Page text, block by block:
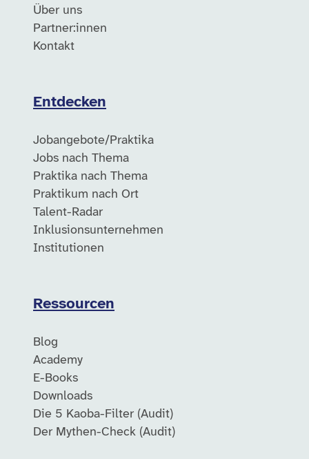
Über uns
Partner:innen
Kontakt
Entdecken
Jobangebote/Praktika
Jobs nach Thema
Praktika nach Thema
Praktikum nach Ort
Talent-Radar
Inklusionsunternehmen
Institutionen
Ressourcen
Blog
Academy
E-Books
Downloads
Die 5 Kaoba-Filter (Audit)
Der Mythen-Check (Audit)